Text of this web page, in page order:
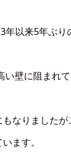
以来5年ぶ
壁に阻まれ
なりました
ます。